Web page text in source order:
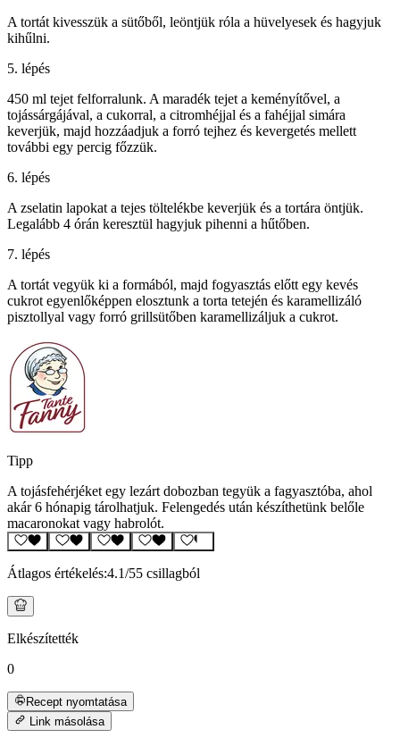
A tortát kivesszük a sütőből, leöntjük róla a hüvelyesek és hagyjuk
kihűlni.
5. lépés
450 ml tejet felforralunk. A maradék tejet a keményítővel, a
tojássárgájával, a cukorral, a citromhéjjal és a fahéjjal simára
keverjük, majd hozzáadjuk a forró tejhez és kevergetés mellett
további egy percig főzzük.
6. lépés
A zselatin lapokat a tejes töltelékbe keverjük és a tortára öntjük.
Legalább 4 órán keresztül hagyjuk pihenni a hűtőben.
7. lépés
A tortát vegyük ki a formából, majd fogyasztás előtt egy kevés
cukrot egyenlőképpen elosztunk a torta tetején és karamellizáló
pisztollyal vagy forró grillsütőben karamellizáljuk a cukrot.
Tipp
A tojásfehérjéket egy lezárt dobozban tegyük a fagyasztóba, ahol
akár 6 hónapig tárolhatjuk. Felengedés után készíthetünk belőle
macaronokat vagy habrolót.
Átlagos értékelés:4.1/55 csillagból
Elkészítették
0
Recept nyomtatása
Link másolása